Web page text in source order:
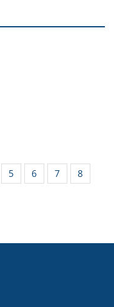
5 6 7
8